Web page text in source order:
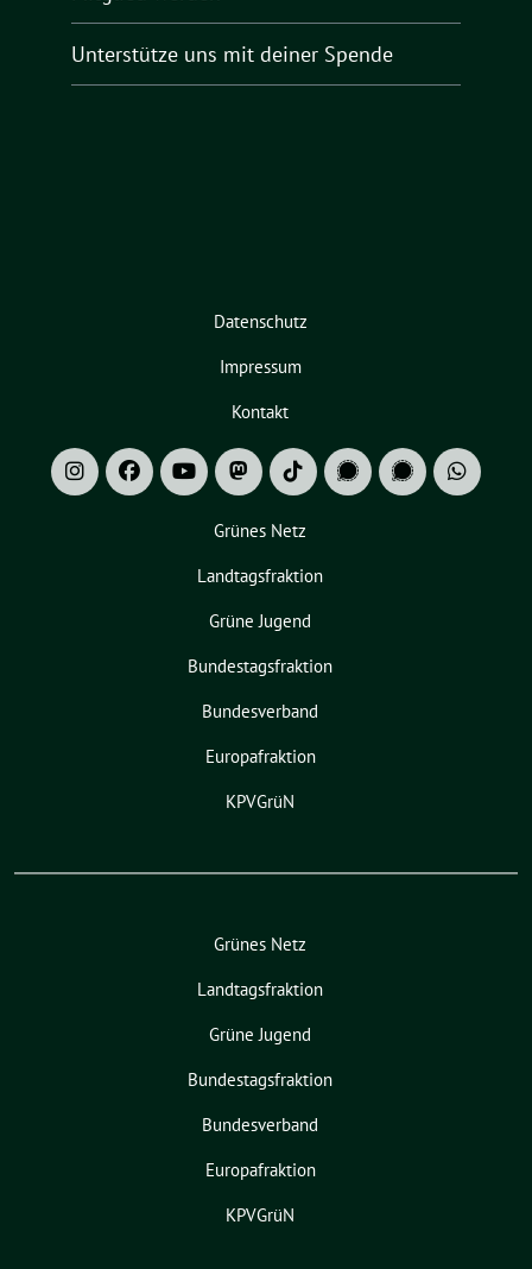
Unterstütze uns mit deiner Spende
Datenschutz
Impressum
Kontakt
Grünes Netz
Landtagsfraktion
Grüne Jugend
Bundestagsfraktion
Bundesverband
Europafraktion
KPVGrüN
Grünes Netz
Landtagsfraktion
Grüne Jugend
Bundestagsfraktion
Bundesverband
Europafraktion
KPVGrüN